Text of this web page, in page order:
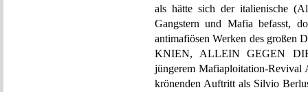
als hätte sich der italienische
Gangstern und Mafia befasst,
antimafiösen Werken des
KNIEN, ALLEIN GEGEN
jüngerem Mafiaploitation-
krönenden Auftritt als Silvio